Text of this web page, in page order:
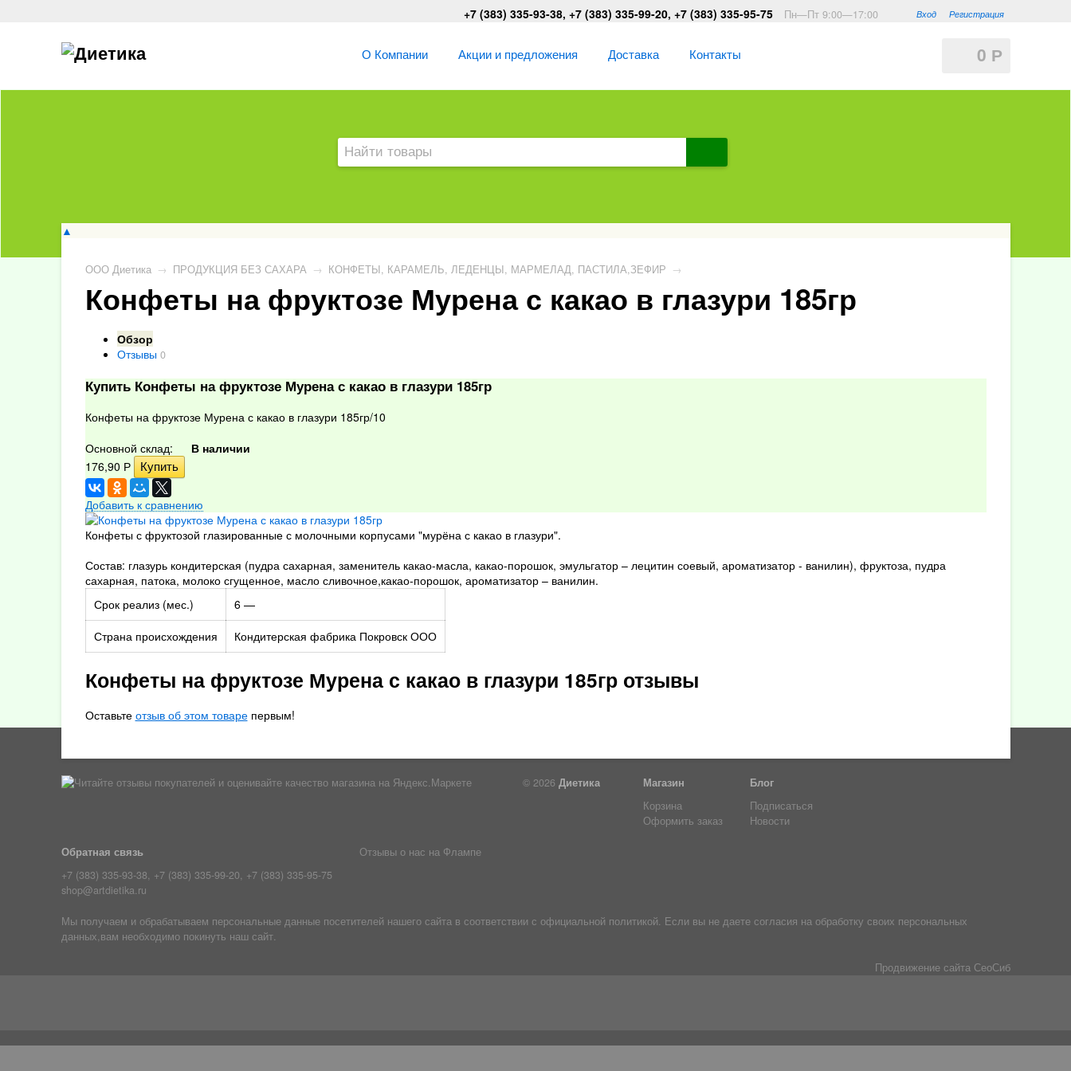
Вход Регистрация
+7 (383) 335-93-38, +7 (383) 335-99-20, +7 (383) 335-95-75 Пн—Пт 9:00—17:00
0 Р
О Компании Акции и предложения Доставка Контакты
▲
ООО Диетика → ПРОДУКЦИЯ БЕЗ САХАРА → КОНФЕТЫ, КАРАМЕЛЬ, ЛЕДЕНЦЫ, МАРМЕЛАД, ПАСТИЛА,ЗЕФИР →
Конфеты на фруктозе Мурена с какао в глазури 185гр
Обзор
Отзывы 0
Купить Конфеты на фруктозе Мурена с какао в глазури 185гр
Конфеты на фруктозе Мурена с какао в глазури 185гр/10
Основной склад:
В наличии
176,90 Р
Добавить к сравнению
Конфеты с фруктозой глазированные с молочными корпусами "мурёна с какао в глазури".
Состав: глазурь кондитерская (пудра сахарная, заменитель какао-масла, какао-порошок, эмульгатор – лецитин соевый, ароматизатор - ванилин), фруктоза, пудра
сахарная, патока, молоко сгущенное, масло сливочное,какао-порошок, ароматизатор – ванилин.
Срок реализ (мес.)
6 —
Страна происхождения
Кондитерская фабрика Покровск ООО
Конфеты на фруктозе Мурена с какао в глазури 185гр отзывы
Оставьте отзыв об этом товарепервым!
© 2026 Диетика
Магазин
Корзина
Оформить заказ
Блог
Подписаться
Новости
Обратная связь
+7 (383) 335-93-38, +7 (383) 335-99-20, +7 (383) 335-95-75
shop@artdietika.ru
Отзывы о нас на Флампе
Мы получаем и обрабатываем персональные данные посетителей нашего сайта в соответствии с официальной политикой. Если вы не даете согласия на обработку своих персональных
данных,вам необходимо покинуть наш сайт.
Продвижение сайтаСеоСиб